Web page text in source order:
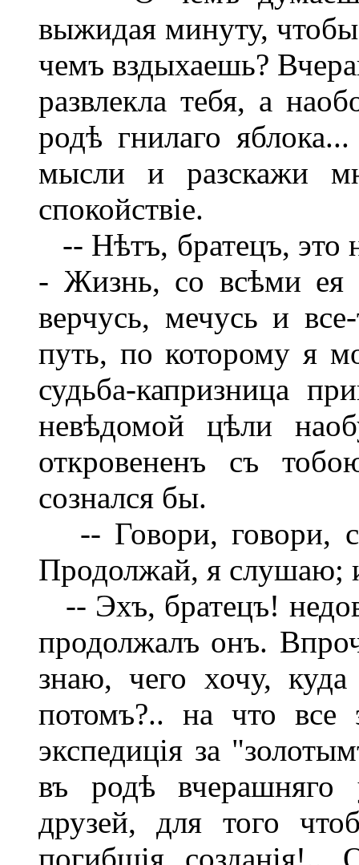
выжидая минуту,
чемъ вздыхаешь?
развлекла тебя, а
родѣ гнилаго
мысли и разскажи
спокойствіе.
-- Нѣтъ, братецъ, это
- Жизнь, со всѣми ея
верчусь, мечусь и
путь, по которому я
судьба-капризница
невѣдомой цѣли
откровененъ съ
сознался бы.
-- Говори, говори,
Продолжай, я слушаю;
-- Эхъ, братецъ!
продолжалъ онъ.
знаю, чего хочу,
потомъ?.. на что все
экспедиція за
въ родѣ вчерашняго
друзей, для того
погибшія